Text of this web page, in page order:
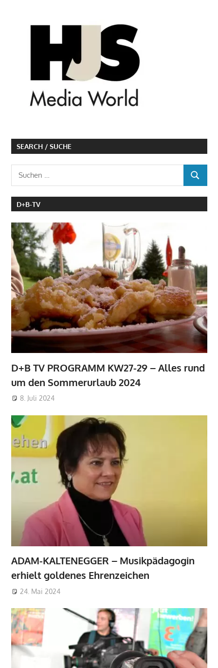
SEARCH / SUCHE
Suchen
SUCHEN
D+B-TV
D+B TV PROGRAMM KW27-29 – Alles rund
um den Sommerurlaub 2024
8. Juli 2024
ADAM-KALTENEGGER – Musikpädagogin
erhielt goldenes Ehrenzeichen
24. Mai 2024